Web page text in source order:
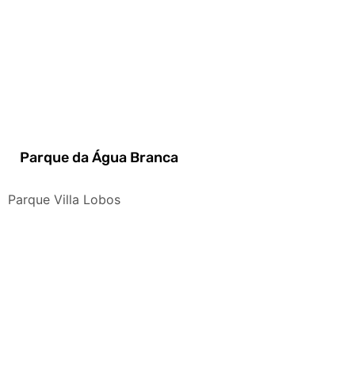
Parque da Água Branca
Parque Villa Lobos